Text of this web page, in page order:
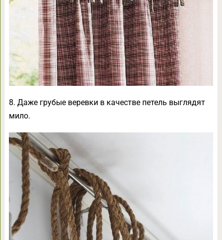
8. Даже грубые веревки в качестве петель выглядят
мило.